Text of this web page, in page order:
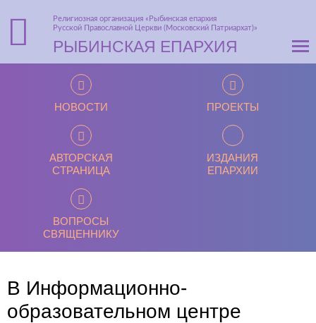
Религиозная организация «Рыбинская епархия
Русской Православной Церкви (Московский Патриархат)»
РЫБИНСКАЯ ЕПАРХИЯ
НОВОСТИ ПРОЕКТЫ
АВТОРСКАЯ
СТРАНИЦА
ИЗДАНИЯ
ЕПАРХИИ
ВОПРОСЫ
СВЯЩЕННИКУ
В Информационно-
образовательном центре